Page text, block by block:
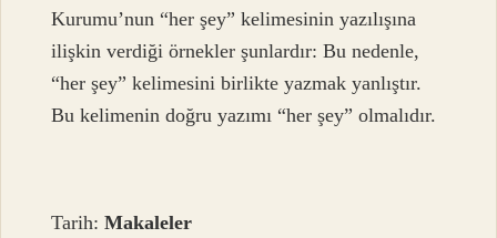
Kurumu’nun “her şey” kelimesinin yazılışına
ilişkin verdiği örnekler şunlardır: Bu nedenle,
“her şey” kelimesini birlikte yazmak yanlıştır.
Bu kelimenin doğru yazımı “her şey” olmalıdır.
Tarih:Makaleler